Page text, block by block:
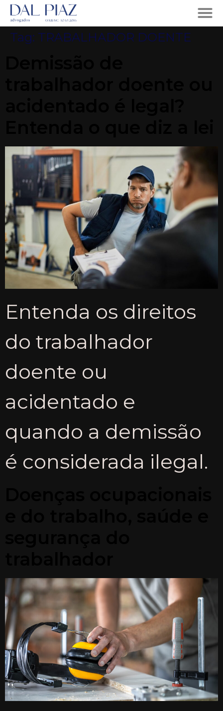
Tag: TRABALHADOR DOENTE
Entenda os direitos
do trabalhador
doente ou
acidentado e
quando a demissão
é considerada ilegal.